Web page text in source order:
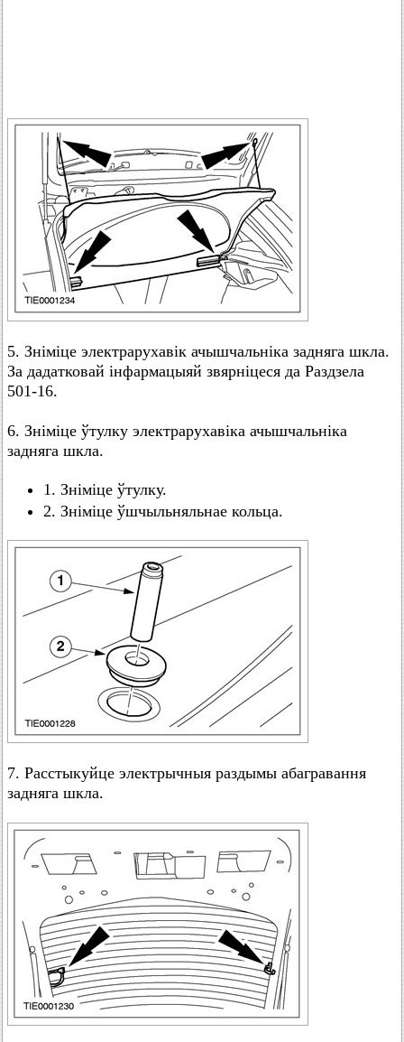
5. Зніміце электрарухавік ачышчальніка задняга шкла.
За дадатковай інфармацыяй звярніцеся да Раздзела
501-16.
6. Зніміце ўтулку электрарухавіка ачышчальніка
задняга шкла.
1. Зніміце ўтулку.
2. Зніміце ўшчыльняльнае кольца.
7. Расстыкуйце электрычныя раздымы абагравання
задняга шкла.